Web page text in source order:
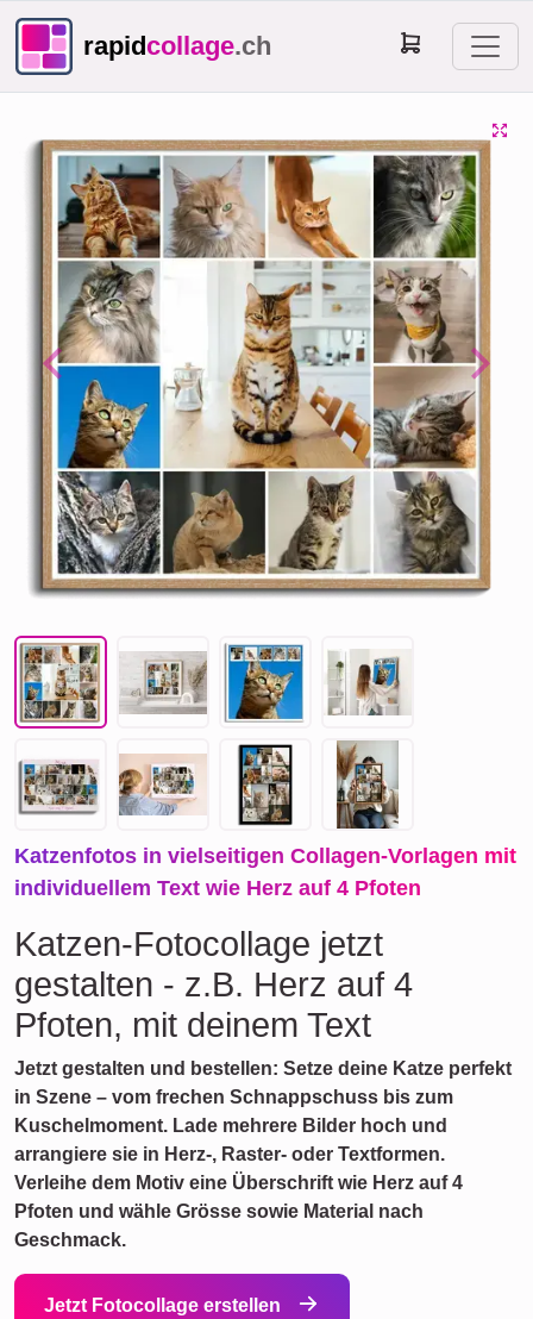
rapidcollage.ch
Previous Next
Katzenfotos in vielseitigen Collagen-Vorlagen mit
individuellem Text wie Herz auf 4 Pfoten
Katzen-Fotocollage jetzt
gestalten - z.B. Herz auf 4
Pfoten, mit deinem Text
Jetzt gestalten und bestellen: Setze deine Katze perfekt
in Szene – vom frechen Schnappschuss bis zum
Kuschelmoment. Lade mehrere Bilder hoch und
arrangiere sie in Herz-, Raster- oder Textformen.
Verleihe dem Motiv eine Überschrift wie Herz auf 4
Pfoten und wähle Grösse sowie Material nach
Geschmack.
Jetzt Fotocollage erstellen